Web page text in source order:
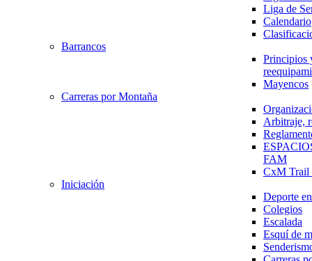
Liga de
Calendario
Barrancos
Principios
Mayencos
Carreras por Montaña
Arbitraje,
FAM
CxM
Iniciación
Deporte
Colegios
Escalada
Esquí de